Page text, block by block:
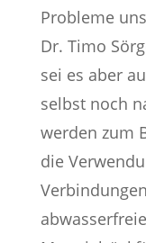
Probleme
Dr. Timo
sei es aber
selbst noch
werden zum
die